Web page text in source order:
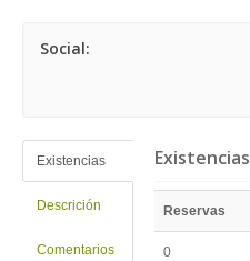
Social:
Existencias
Descrición
Comentarios
Existencias
Reservas
0